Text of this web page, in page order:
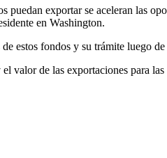
exportar se aceleran las
en Washington.
estos fondos y su trámite luego
valor de las exportaciones para